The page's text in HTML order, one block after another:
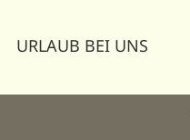
URLAUB BEI UNS